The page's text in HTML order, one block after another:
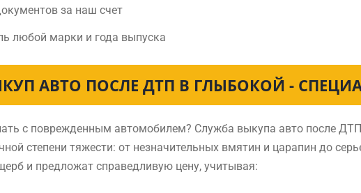
за наш счет
любой марки и года выпуска
АВТО ПОСЛЕ ДТП В ГЛЫБОКОЙ -
с поврежденным автомобилем? Служба выкупа авто после
степени тяжести: от незначительных вмятин и царапин до
и предложат справедливую цену, учитывая: